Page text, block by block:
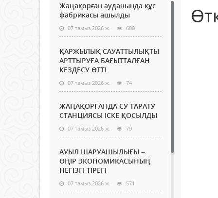
Жаңақорған ауданында құс
фабрикасы ашылды
07 тамыз 2026 ж. 600
ҚАРЖЫЛЫҚ САУАТТЫЛЫҚТЫ
АРТТЫРУҒА БАҒЫТТАЛҒАН
КЕЗДЕСУ ӨТТІ
07 тамыз 2026 ж. 74
ЖАҢАҚОРҒАНДА СУ ТАРАТУ
СТАНЦИЯСЫ ІСКЕ ҚОСЫЛДЫ
07 тамыз 2026 ж. 79
АУЫЛ ШАРУАШЫЛЫҒЫ –
ӨҢІР ЭКОНОМИКАСЫНЫҢ
НЕГІЗГІ ТІРЕГІ
07 тамыз 2026 ж. 571